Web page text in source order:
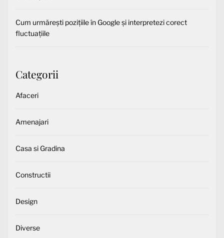
Cum urmărești pozițiile în Google și interpretezi corect
fluctuațiile
Categorii
Afaceri
Amenajari
Casa si Gradina
Constructii
Design
Diverse